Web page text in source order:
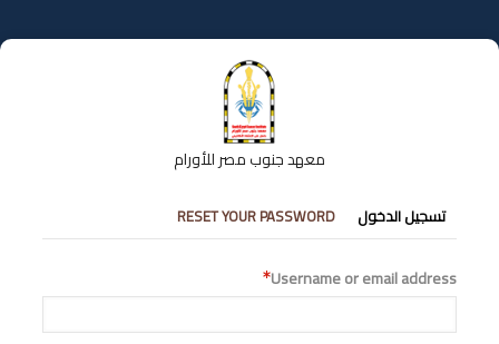
إلى
المحتوى
معهد جنوب مصر للأورام
التبويبات
الأساسية
تسجيل الدخول RESET YOUR PASSWORD
Username or email address